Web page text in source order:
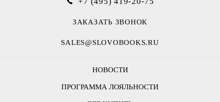
НОВОСТИ
ПРОГРАММА ЛОЯЛЬНОСТИ
ЗАКАЗАТЬ ЗВОНОК
SALES@SLOVOBOOKS.RU